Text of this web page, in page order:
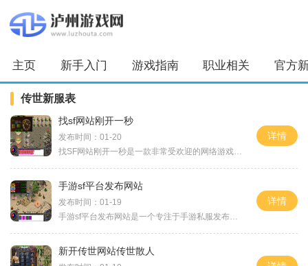
主页 新手入门 游戏指南 职业相关 官方
传世新服表
找sf网站刚开一秒
发布时间：01-20
找SF网站刚开一秒是一款非常受欢迎的网络游戏，它以其独特的玩法和精彩的游戏体验吸引了许多玩家的关注。在这个游戏中，玩家可以扮演各种角色，参与到一个虚拟世界的冒险之中。
详情
手游sf平台发布网站
发布时间：01-19
手游sf平台发布网站是一个专注于手游私服发布和推广的专业网站。在这个网站上，玩家可以找到各种类型的手游私服，享受到与官方服不同的游戏体验。下面将为大家介绍手游sf平台发
详情
新开传世网站传世散人